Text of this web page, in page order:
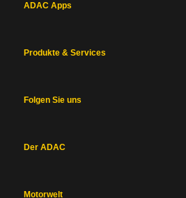
ADAC Apps
Produkte & Services
Folgen Sie uns
Der ADAC
Motorwelt